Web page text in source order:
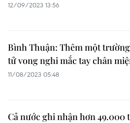
12/09/2023 13:56
Bình Thuận: Thêm một
tử vong nghi mắc tay chân
11/08/2023 05:48
Cả nước ghi nhận hơn 49.000